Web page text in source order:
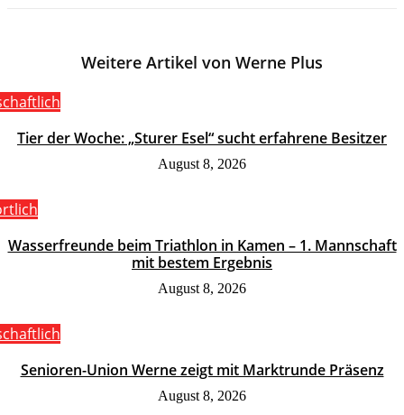
Weitere Artikel von Werne Plus
Tier der Woche: „Sturer Esel“ sucht erfahrene Besitzer
August 8, 2026
Wasserfreunde beim Triathlon in Kamen – 1. Mannschaft
mit bestem Ergebnis
August 8, 2026
Senioren-Union Werne zeigt mit Marktrunde Präsenz
August 8, 2026